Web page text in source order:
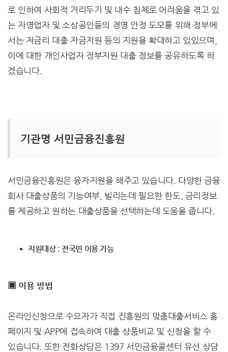
로 인하여 사회적 거리두기 및 내수 침체로 어려움을 겪고 있
는 자영업자 및 소상공인들의 경영 안정 도모를 위해 정부에
서는 저금리 대출 자금지원 등의 지원을 확대하고 있있으며,
이에 대한 개인사업자 정부지원 대출 정보를 공유하도록 하
겠습니다.
기관명 서민금융진흥원
서민금융진흥원은 융자지원을 해주고 있습니다. 다양한 금융
회사 대출상품의 기능여부, 빌리는데 필요한 한도, 금리정보
를 제공하고 원하는 대출상품을 선택하는데 도움을 줍니다.
지원대상 : 전국민 이용 가능
▣ 이용 방법
온라인신청으로 수요자가 직접 진흥원의 맞춤대출서비스 홈
페이지 및 APP에 접속하여 대출 상품비교 및 신청을 할 수
있습니다. 또한 전화상담은 1397 서민금융콜센터 유선 상담